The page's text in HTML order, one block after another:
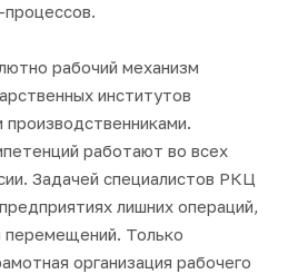
процессов.
рабочий механизм
институтов
работают во всех
Задачей специалистов РКЦ
лишних операций,
Только
организация рабочего